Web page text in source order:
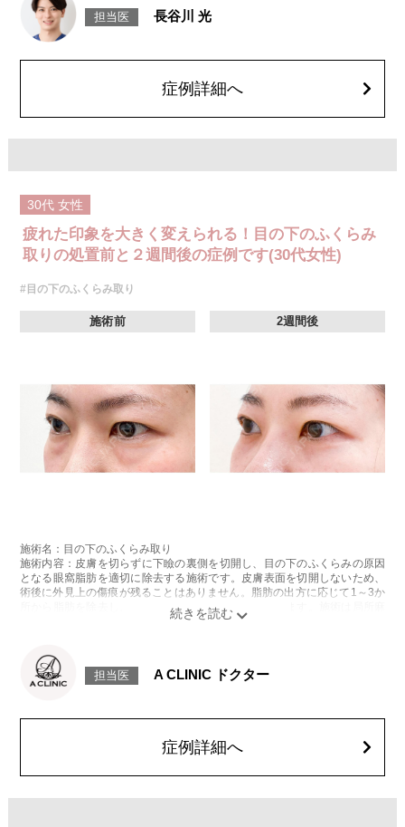
後一時的に生じることがございますが、通常は数日〜1週間程度で自然に軽
快します。また、稀に細菌感染症、ふくらみの残り・凹み、しわ・たるみ
が目立つ、左右差などが生じることがございます。
オプション：笑気麻酔 3,300円(税込)
担当医 長谷川 光
症例詳細へ
30代 女性
疲れた印象を大きく変えられる！目の下のふくらみ
取りの処置前と２週間後の症例です(30代女性)
#目の下のふくらみ取り
施術前 2週間後
施術名：目の下のふくらみ取り
施術内容：皮膚を切らずに下瞼の裏側を切開し、目の下のふくらみの原因
となる眼窩脂肪を適切に除去する施術です。皮膚表面を切開しないため、
術後に外見上の傷痕が残ることはありません。脂肪の出方に応じて1～3か
所から脂肪を除去し、目の下の凹凸をなめらかに整えます。施術は局所麻
後一時的に生じることがございますが、通常は数日〜1週間程度で自然に軽
快します。また、稀に細菌感染症、ふくらみの残り・凹み、しわ・たるみ
オプション：笑気麻酔 3,300円(税込)
担当医 A CLINIC ドクター
症例詳細へ